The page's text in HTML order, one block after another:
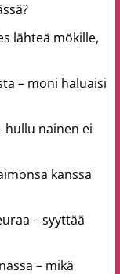
lähteä mökille,
– moni haluaisi
hullu nainen ei
kanssa
– syyttää
– mikä